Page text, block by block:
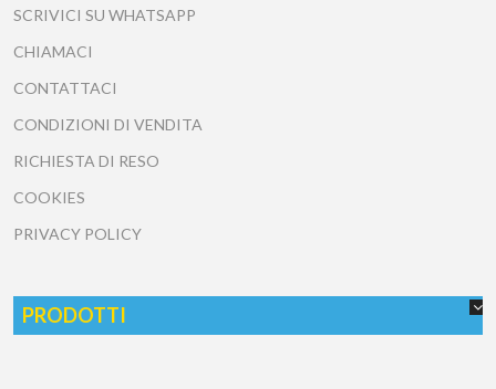
SCRIVICI SU WHATSAPP
CHIAMACI
CONTATTACI
CONDIZIONI DI VENDITA
RICHIESTA DI RESO
COOKIES
PRIVACY POLICY
PRODOTTI